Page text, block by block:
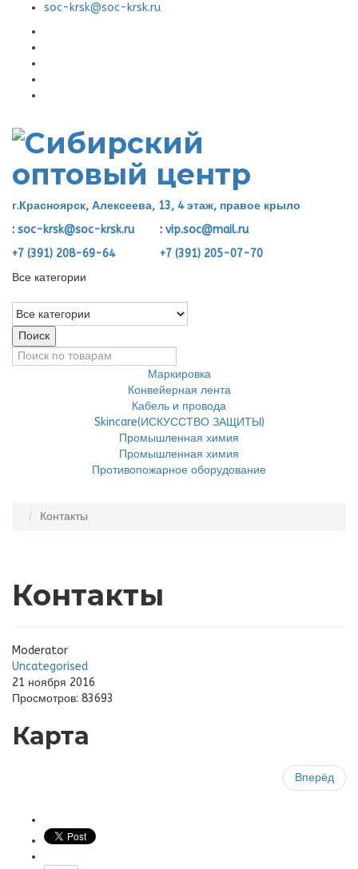
soc-krsk@soc-krsk.ru
г.Красноярск, Алексеева, 13, 4 этаж, правое крыло
: soc-krsk@soc-krsk.ru : vip.soc@mail.ru
+7 (391) 208-69-64
+7 (391) 205-07-70
Все категории
Поиск
Маркировка
Конвейерная лента
Кабель и провода
Skincare(ИСКУССТВО ЗАЩИТЫ)
Промышленная химия
Промышленная химия
Противопожарное оборудование
Контакты
Контакты
Moderator
Uncategorised
21 ноября 2016
Просмотров: 83693
Карта
Вперёд